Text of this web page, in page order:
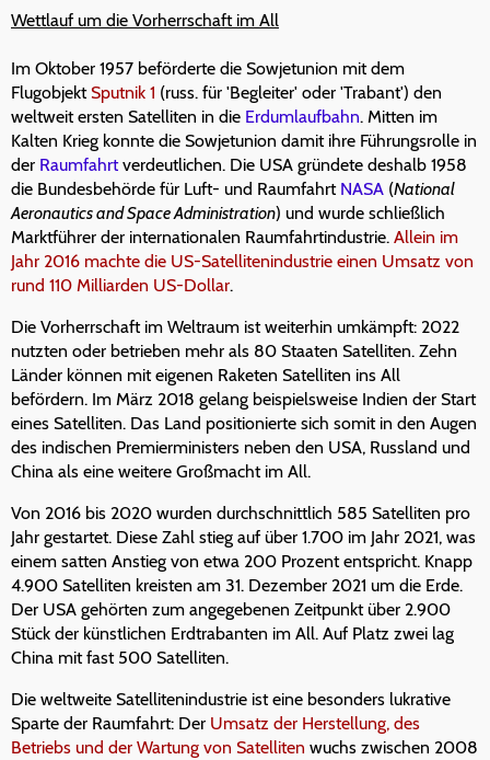
Wettlauf um die Vorherrschaft im All
Im Oktober 1957 beförderte die Sowjetunion mit dem
Flugobjekt Sputnik 1 (russ. für 'Begleiter' oder 'Trabant') den
weltweit ersten Satelliten in die Erdumlaufbahn. Mitten im
Kalten Krieg konnte die Sowjetunion damit ihre Führungsrolle in
der Raumfahrtverdeutlichen. Die USA gründete deshalb 1958
die Bundesbehörde für Luft- und Raumfahrt NASA (National
Aeronautics and Space Administration) und wurde schließlich
Marktführer der internationalen Raumfahrtindustrie. Allein im
Jahr 2016 machte die US-Satellitenindustrie einen Umsatz von
rund 110 Milliarden US-Dollar.
Die Vorherrschaft im Weltraum ist weiterhin umkämpft: 2022
nutzten oder betrieben mehr als 80 Staaten Satelliten. Zehn
Länder können mit eigenen Raketen Satelliten ins All
befördern. Im März 2018 gelang beispielsweise Indien der Start
eines Satelliten. Das Land positionierte sich somit in den Augen
des indischen Premierministers neben den USA, Russland und
China als eine weitere Großmacht im All.
Von 2016 bis 2020 wurden durchschnittlich 585 Satelliten pro
Jahr gestartet. Diese Zahl stieg auf über 1.700 im Jahr 2021, was
einem satten Anstieg von etwa 200 Prozent entspricht. Knapp
4.900 Satelliten kreisten am 31. Dezember 2021 um die Erde.
Der USA gehörten zum angegebenen Zeitpunkt über 2.900
Stück der künstlichen Erdtrabanten im All. Auf Platz zwei lag
China mit fast 500 Satelliten.
Die weltweite Satellitenindustrie ist eine besonders lukrative
Sparte der Raumfahrt: Der Umsatz der Herstellung, des
Betriebs und der Wartung von Satelliten wuchs zwischen 2008